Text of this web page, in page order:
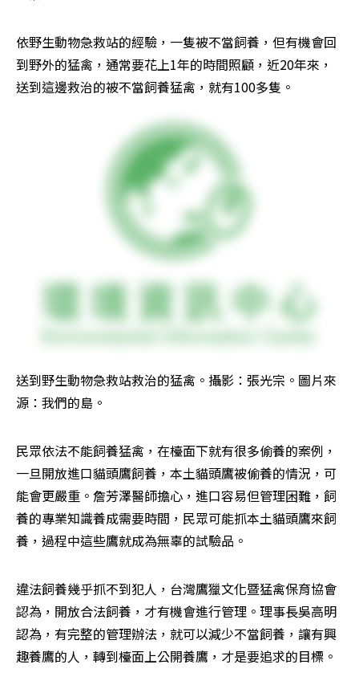
依野生動物急救站的經驗，一隻被不當飼養，但有機會回
到野外的猛禽，通常要花上1年的時間照顧，近20年來，
送到這邊救治的被不當飼養猛禽，就有100多隻。
送到野生動物急救站救治的猛禽。攝影：張光宗。圖片來
源：我們的島。
民眾依法不能飼養猛禽，在檯面下就有很多偷養的案例，
一旦開放進口貓頭鷹飼養，本土貓頭鷹被偷養的情況，可
能會更嚴重。詹芳澤醫師擔心，進口容易但管理困難，飼
養的專業知識養成需要時間，民眾可能抓本土貓頭鷹來飼
養，過程中這些鷹就成為無辜的試驗品。
違法飼養幾乎抓不到犯人，台灣鷹獵文化暨猛禽保育協會
認為，開放合法飼養，才有機會進行管理。理事長吳高明
認為，有完整的管理辦法，就可以減少不當飼養，讓有興
趣養鷹的人，轉到檯面上公開養鷹，才是要追求的目標。